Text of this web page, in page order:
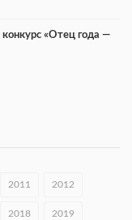
«Отец года —
2011 2012
2018 2019